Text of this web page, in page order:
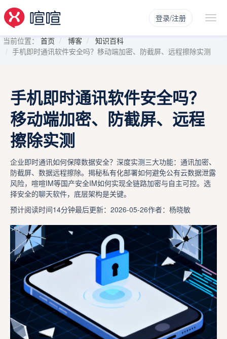
登录/注册
当前位置： 首页 博客
知识百科
手机即时通讯软件安全吗？移动端加密、防截屏、远程擦除实测
手机即时通讯软件安全吗？
移动端加密、防截屏、远程
擦除实测
企业即时通讯如何保障数据安全？深度实测三大功能：通讯加密、
防截屏、数据远程擦除。揭秘私有化部署如何避免公有云数据泄露
风险，喧喧IM等国产安全IM如何实现全链路加密与自主可控。选
择安全的聊天软件，底层架构是关键。
预计阅读时间14分钟最后更新：2026-05-26作者：杨晓敏